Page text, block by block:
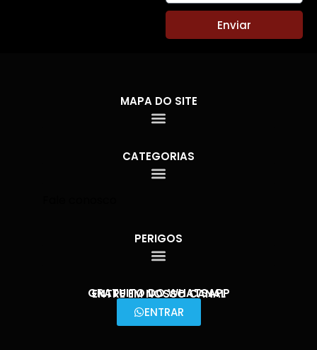
Enviar
MAPA DO SITE
CATEGORIAS
PERIGOS
ENTRE EM NOSSO CANAL
GRATUITO DO WHATSAPP
ENTRAR